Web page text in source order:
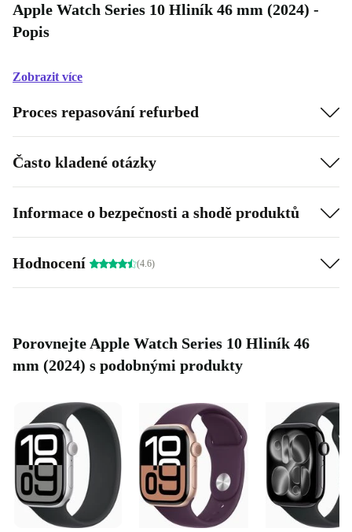
Apple Watch Series 10 Hliník 46 mm (2024) -
Popis
Zobrazit více
Proces repasování refurbed
Často kladené otázky
Informace o bezpečnosti a shodě produktů
Hodnocení (4.6)
Porovnejte Apple Watch Series 10 Hliník 46
mm (2024) s podobnými produkty